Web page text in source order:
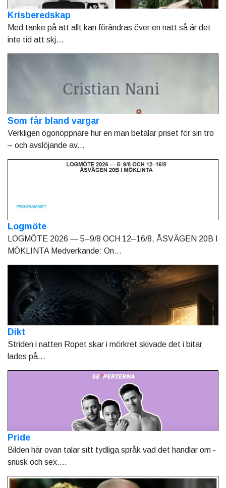
Krisberedskap
Med tanke på att allt kan förändras över en natt så är det
inte tid att skj...
Som får bland vargar
Verkligen ögonöppnare hur en man betalar priset för sin tro
– och avslöjande av...
Logmöte
LOGMÖTE 2026 — 5–9/8 OCH 12–16/8, ÅSVÄGEN 20B I
MÖKLINTA Medverkande: On...
Dikt
Striden i natten Ropet skar i mörkret skivade det i bitar
lades på...
Pride
Bilden här ovan talar sitt tydliga språk vad det handlar om -
snusk och sex....